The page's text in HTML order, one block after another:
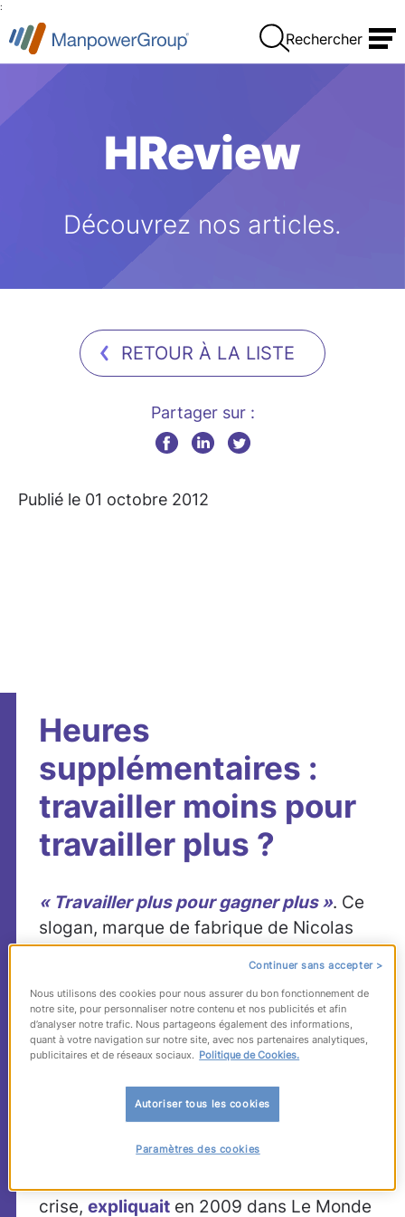
:
Rechercher
HReview
Découvrez nos articles.
RETOUR À LA LISTE
Partager sur :
Publié le 01 octobre 2012
Heures
supplémentaires :
travailler moins pour
travailler plus ?
« Travailler plus pour gagner plus ». Ce
slogan, marque de fabrique de Nicolas
Sarkozy, s’est incarné dans la fameuseloi
supplémentaires d’impôts et de
cotisations sociales. L’idée était
d’améliorer le pouvoir d’achat afin de
d’emploi : les salariés dépenseraient plus,
en bout de chaîne, l’emploi. Mais cette
crise, expliquait en 2009 dans Le Monde
Continuer sans accepter >
Nous utilisons des cookies pour nous assurer du bon fonctionnement de
notre site, pour personnaliser notre contenu et nos publicités et afin
d’analyser notre trafic. Nous partageons également des informations,
quant à votre navigation sur notre site, avec nos partenaires analytiques,
publicitaires et de réseaux sociaux. Politique de Cookies.
Autoriser tous les cookies
Paramètres des cookies